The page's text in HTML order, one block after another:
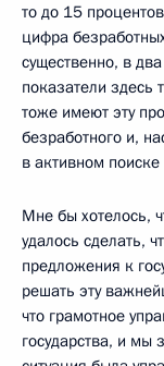
то до 15
цифра
существенно, в
показатели здесь
тоже имеют эту
безработного и,
в активном
Мне бы хотелось,
удалось сделать,
предложения к
решать эту
что грамотное
государства, и мы